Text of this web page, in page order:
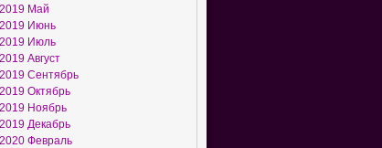
2019 Май
2019 Июнь
2019 Июль
2019 Август
2019 Сентябрь
2019 Октябрь
2019 Ноябрь
2019 Декабрь
2020 Февраль